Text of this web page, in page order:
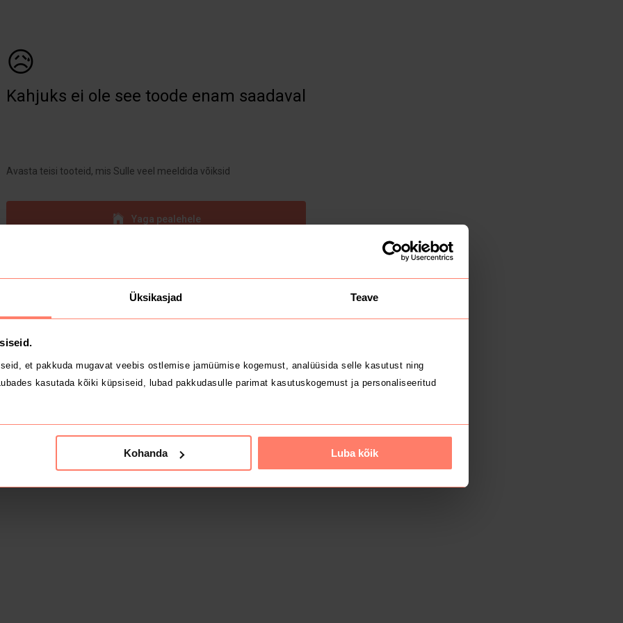
Üksikasjad Teave
et pakkuda mugavat veebis ostlemise jamüümise kogemust, analüüsida selle kasutust ning
kasutada kõiki küpsiseid, lubad pakkudasulle parimat kasutuskogemust ja personaliseeritud
Kohanda Luba kõik
😥
Kahjuks ei ole see toode enam saadaval
Avasta teisi tooteid, mis Sulle veel meeldida võiksid
Yaga pealehele